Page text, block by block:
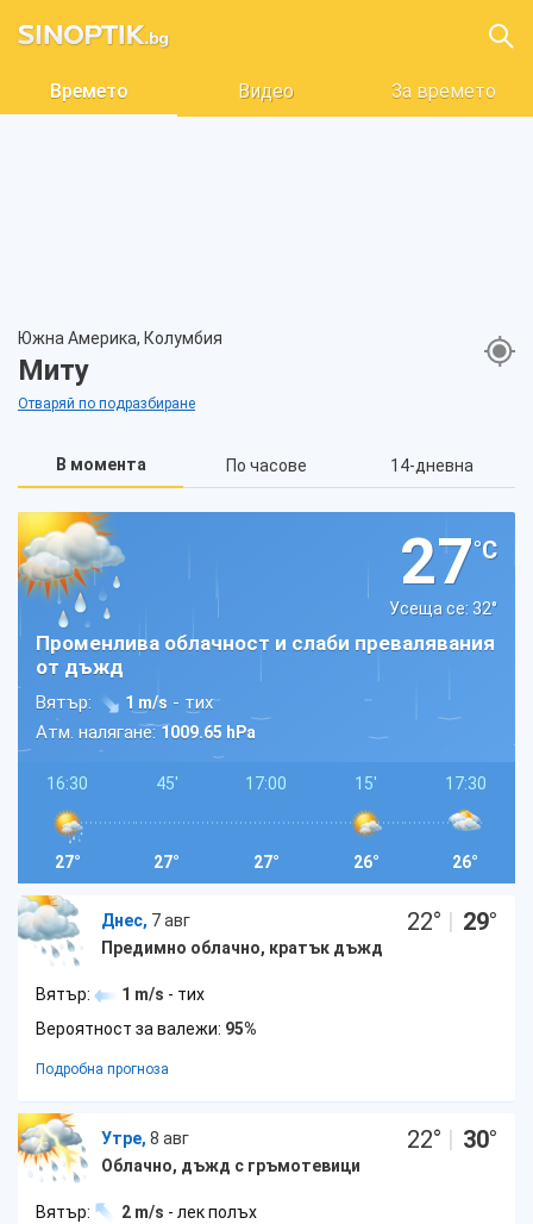
Времето Видео За времето
Южна Америка, Колумбия
Миту
Отваряй по подразбиране
В момента По часове 14-дневна
27°C
Усеща се: 32°
Променлива облачност и слаби превалявания
от дъжд
Вятър: 1 m/s - тих
Атм. налягане:1009.65 hPa
16:30
27°
45'
27°
17:00
27°
15'
26°
17:30
26°
Днес, 7 авг
Предимно облачно, кратък дъжд
22° | 29°
Вятър: 1 m/s - тих
Вероятност за валежи: 95%
Подробна прогноза
Утре, 8 авг
Облачно, дъжд с гръмотевици
22° | 30°
Вятър: 2 m/s - лек полъх